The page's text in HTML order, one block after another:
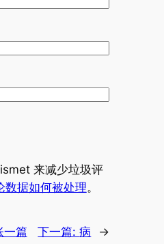
来减少垃圾评
数据如何被处理。
一篇 下一篇:病 →